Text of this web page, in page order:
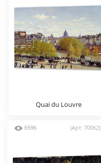
Quai du Louvre
6596 (Арт: 70062)